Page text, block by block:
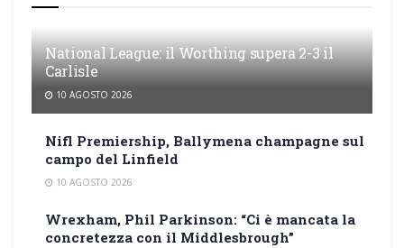
National League: il Worthing supera 2-3 il
Carlisle
10 AGOSTO 2026
Nifl Premiership, Ballymena champagne sul
campo del Linfield
10 AGOSTO 2026
Wrexham, Phil Parkinson: “Ci è mancata la
concretezza con il Middlesbrough”